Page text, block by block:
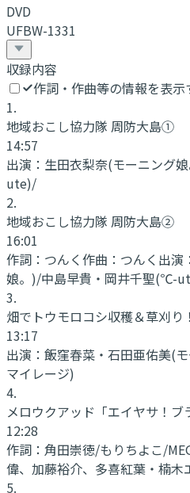
DVD
UFBW-1331
収録内容
作詞・作曲等の情報を表示
1.
地域おこし協力隊 周防大島①
14:57
出演： 生田衣梨奈(モーニング
ute)/
2.
地域おこし協力隊 周防大島②
16:01
作詞： つんく作曲： つんく 出演：
娘。)/中島早貴・岡井千聖(℃-
3.
畑でトウモロコシ収穫＆草刈り！
13:17
出演： 飯窪春菜・石田亜佑美(
マイレージ)
4.
メロウクアッド「エイヤサ！ブ
12:28
作詞： 角田崇徳/もりちよこ/
偉、加藤裕介、多喜紅葉・楠木
5.